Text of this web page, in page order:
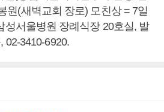
원(새벽교회 장로) 모친상 = 7일
성서울병원 장례식장 20호실, 발
02-3410-6920.